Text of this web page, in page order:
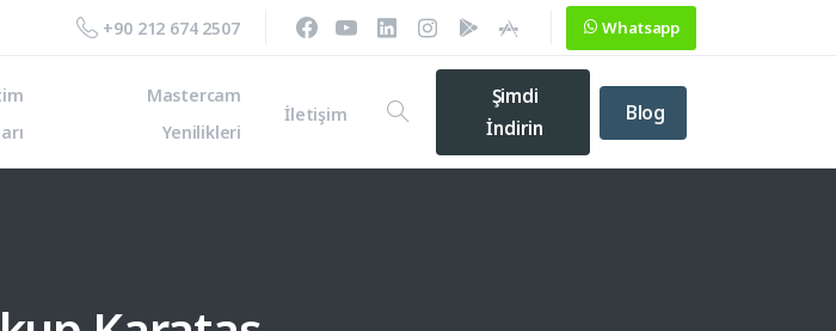
+90 212 674 2507 Whatsapp
Mastercam
Yenilikleri
İletişim
Şimdi
İndirin
Blog